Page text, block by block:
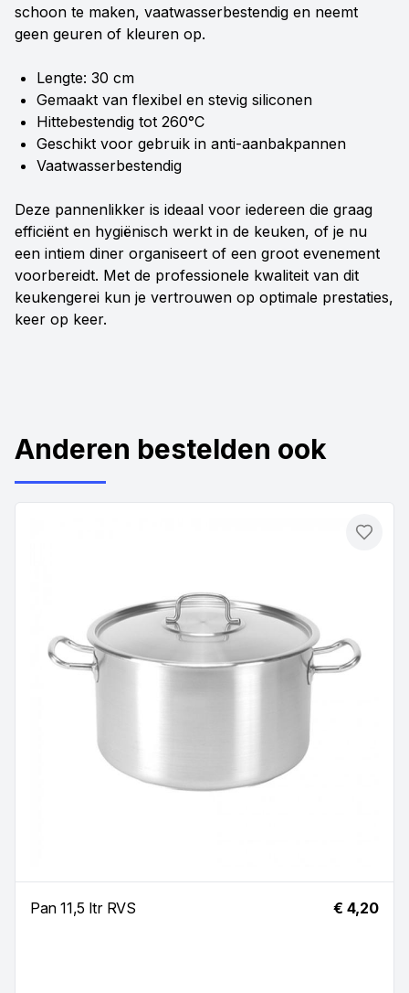
schoon te maken, vaatwasserbestendig en neemt
geen geuren of kleuren op.
Lengte: 30 cm
Gemaakt van flexibel en stevig siliconen
Hittebestendig tot 260°C
Geschikt voor gebruik in anti-aanbakpannen
Vaatwasserbestendig
Deze pannenlikker is ideaal voor iedereen die graag
efficiënt en hygiënisch werkt in de keuken, of je nu
een intiem diner organiseert of een groot evenement
voorbereidt. Met de professionele kwaliteit van dit
keukengerei kun je vertrouwen op optimale prestaties,
keer op keer.
Anderen bestelden ook
Pan 11,5 ltr RVS € 4,20